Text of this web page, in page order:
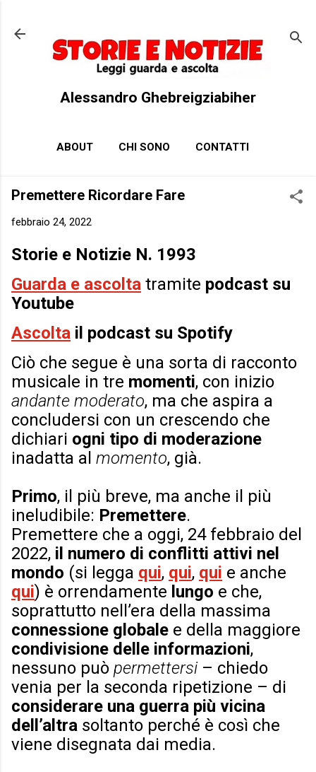
Alessandro Ghebreigziabiher
ABOUT CHI SONO CONTATTI
Premettere Ricordare Fare
febbraio 24, 2022
Storie e Notizie N. 1993
Guarda e ascolta tramite podcast su
Youtube
Ascolta il podcast su Spotify
Ciò che segue è una sorta di racconto
musicale in tre momenti, con inizio
andante moderato, ma che aspira a
concludersi con un crescendo che
dichiari ogni tipo di moderazione
inadatta al momento, già.
Primo, il più breve, ma anche il più
ineludibile: Premettere.
Premettere che a oggi, 24 febbraio del
2022, il numero di conflitti attivi nel
mondo (si legga qui, qui, qui e anche
qui) è orrendamente lungo e che,
soprattutto nell’era della massima
connessione globale e della maggiore
condivisione delle informazioni,
nessuno può permettersi – chiedo
venia per la seconda ripetizione – di
considerare una guerra più vicina
dell’altra soltanto perché è così che
viene disegnata dai media.